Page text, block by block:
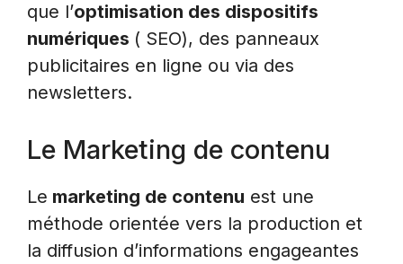
que l’optimisation des dispositifs
numériques ( SEO), des panneaux
publicitaires en ligne ou via des
newsletters.
Le Marketing de contenu
Le marketing de contenu est une
méthode orientée vers la production et
la diffusion d’informations engageantes